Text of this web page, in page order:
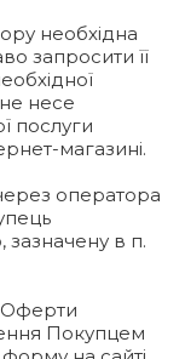
необхідна
запросити її
несе
послуги
магазині.
оператора
зазначену в п.
Оферти
Покупцем